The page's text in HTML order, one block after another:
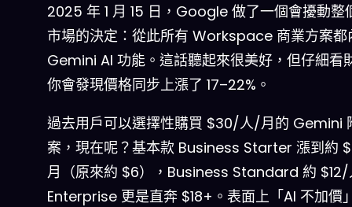
2025 年 1 月 15 日，Google 做了一個會擾動整
市場的決定：從此所有 Workspace 商業方案都
Gemini AI 功能。這話聽起來很美好，但仔細看
你會發現價格同步上漲了 17–22%。
過去用戶可以選擇性購買 $30/人/月的 Gemini
案，現在呢？基本款 Business Starter 漲到約
月（原來約 $6），Business Standard 約
Enterprise 更是直奔 $18+。表面上「AI 不加價